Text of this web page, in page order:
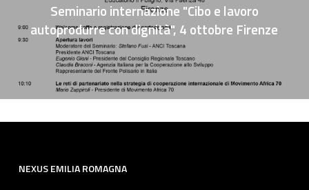
Seminario internazione "Cibo e lavoro
autoprodurre con dignità", 4 ottobre Firenze
NEXUS EMILIA ROMAGNA